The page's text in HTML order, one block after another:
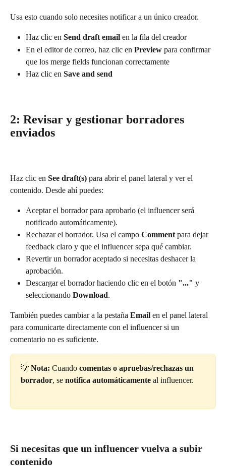
Usa esto cuando solo necesites notificar a un único creador.
Haz clic en Send draft email en la fila del creador
En el editor de correo, haz clic en Preview para confirmar
que los merge fields funcionan correctamente
Haz clic en Save and send
2: Revisar y gestionar borradores
enviados
Haz clic en See draft(s) para abrir el panel lateral y ver el
contenido. Desde ahí puedes:
Aceptar el borrador para aprobarlo (el influencer será
notificado automáticamente).
Rechazar el borrador. Usa el campo Comment para dejar
feedback claro y que el influencer sepa qué cambiar.
Revertir un borrador aceptado si necesitas deshacer la
aprobación.
Descargar el borrador haciendo clic en el botón "..." y
seleccionando Download.
También puedes cambiar a la pestaña Email en el panel lateral
para comunicarte directamente con el influencer si un
comentario no es suficiente.
💡 Nota: Cuando comentas o apruebas/rechazas un
borrador, se notifica automáticamente al influencer.
Si necesitas que un influencer vuelva a subir
contenido